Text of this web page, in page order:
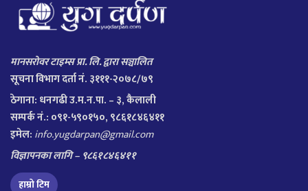
मानसरोवर टाइम्स प्रा. लि. द्वारा सञ्चालित
सूचना विभाग दर्ता नं. ३१११-२०७८/७९
ठेगाना: धनगढी उ.म.न.पा. – ३, कैलाली
सम्पर्क नं.: ०९१-५९०१५०, ९८६१८४६४११
इमेल: info.yugdarpan@gmail.com
विज्ञापनका लागि – ९८६१८४६४११
हाम्रो टिम